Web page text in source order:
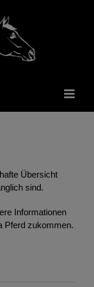
Übersicht
sind.
Informationen
Pferd zukommen.